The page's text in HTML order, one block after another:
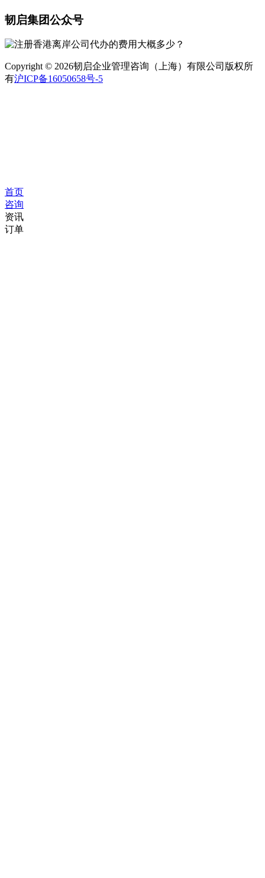
韧启集团公众号
Copyright © 2026韧启企业管理咨询（上海）有限公司版权所
有沪ICP备16050658号-5
首页
咨询
资讯
订单